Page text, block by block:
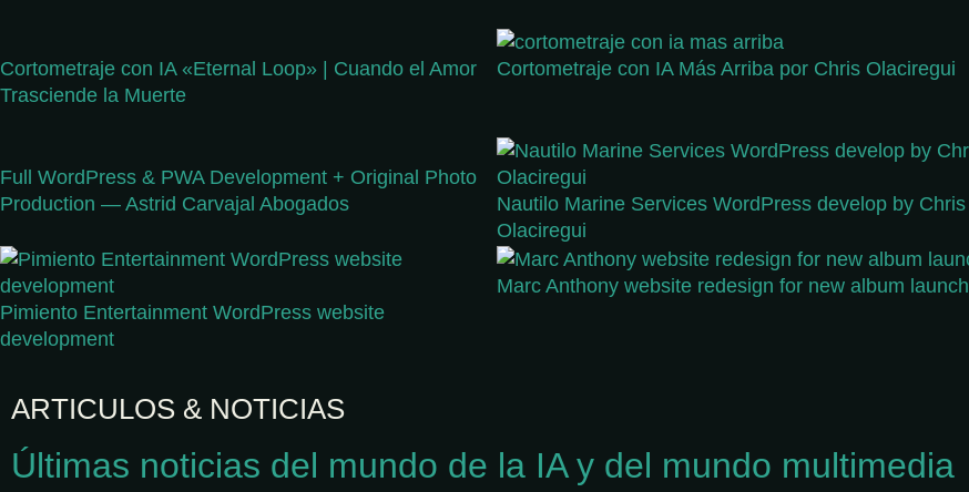
Cortometraje con IA «Eternal Loop» | Cuando el Amor
Trasciende la Muerte
Cortometraje con IA Más Arriba por Chris Olaciregui
Full WordPress & PWA Development + Original Photo
Production — Astrid Carvajal Abogados
Nautilo Marine Services WordPress develop by Chris
Olaciregui
Pimiento Entertainment WordPress website
development
Marc Anthony website redesign for new album launch
ARTICULOS & NOTICIAS
Últimas noticias del mundo de la IA y del mundo multimedia